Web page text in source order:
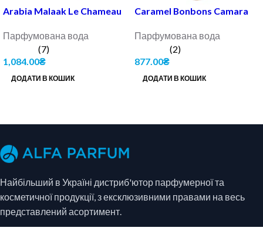
Arabia Malaak Le Chameau
Парфумована вода
1,084.00₴
ДОДАТИ В КОШИК
Caramel Bonbons Camara
Парфумована вода
877.00₴
ДОДАТИ В КОШИК
Найбільший в Україні дистриб'ютор парфумерної та
косметичної продукції, з ексклюзивними правами на весь
представлений асортимент.